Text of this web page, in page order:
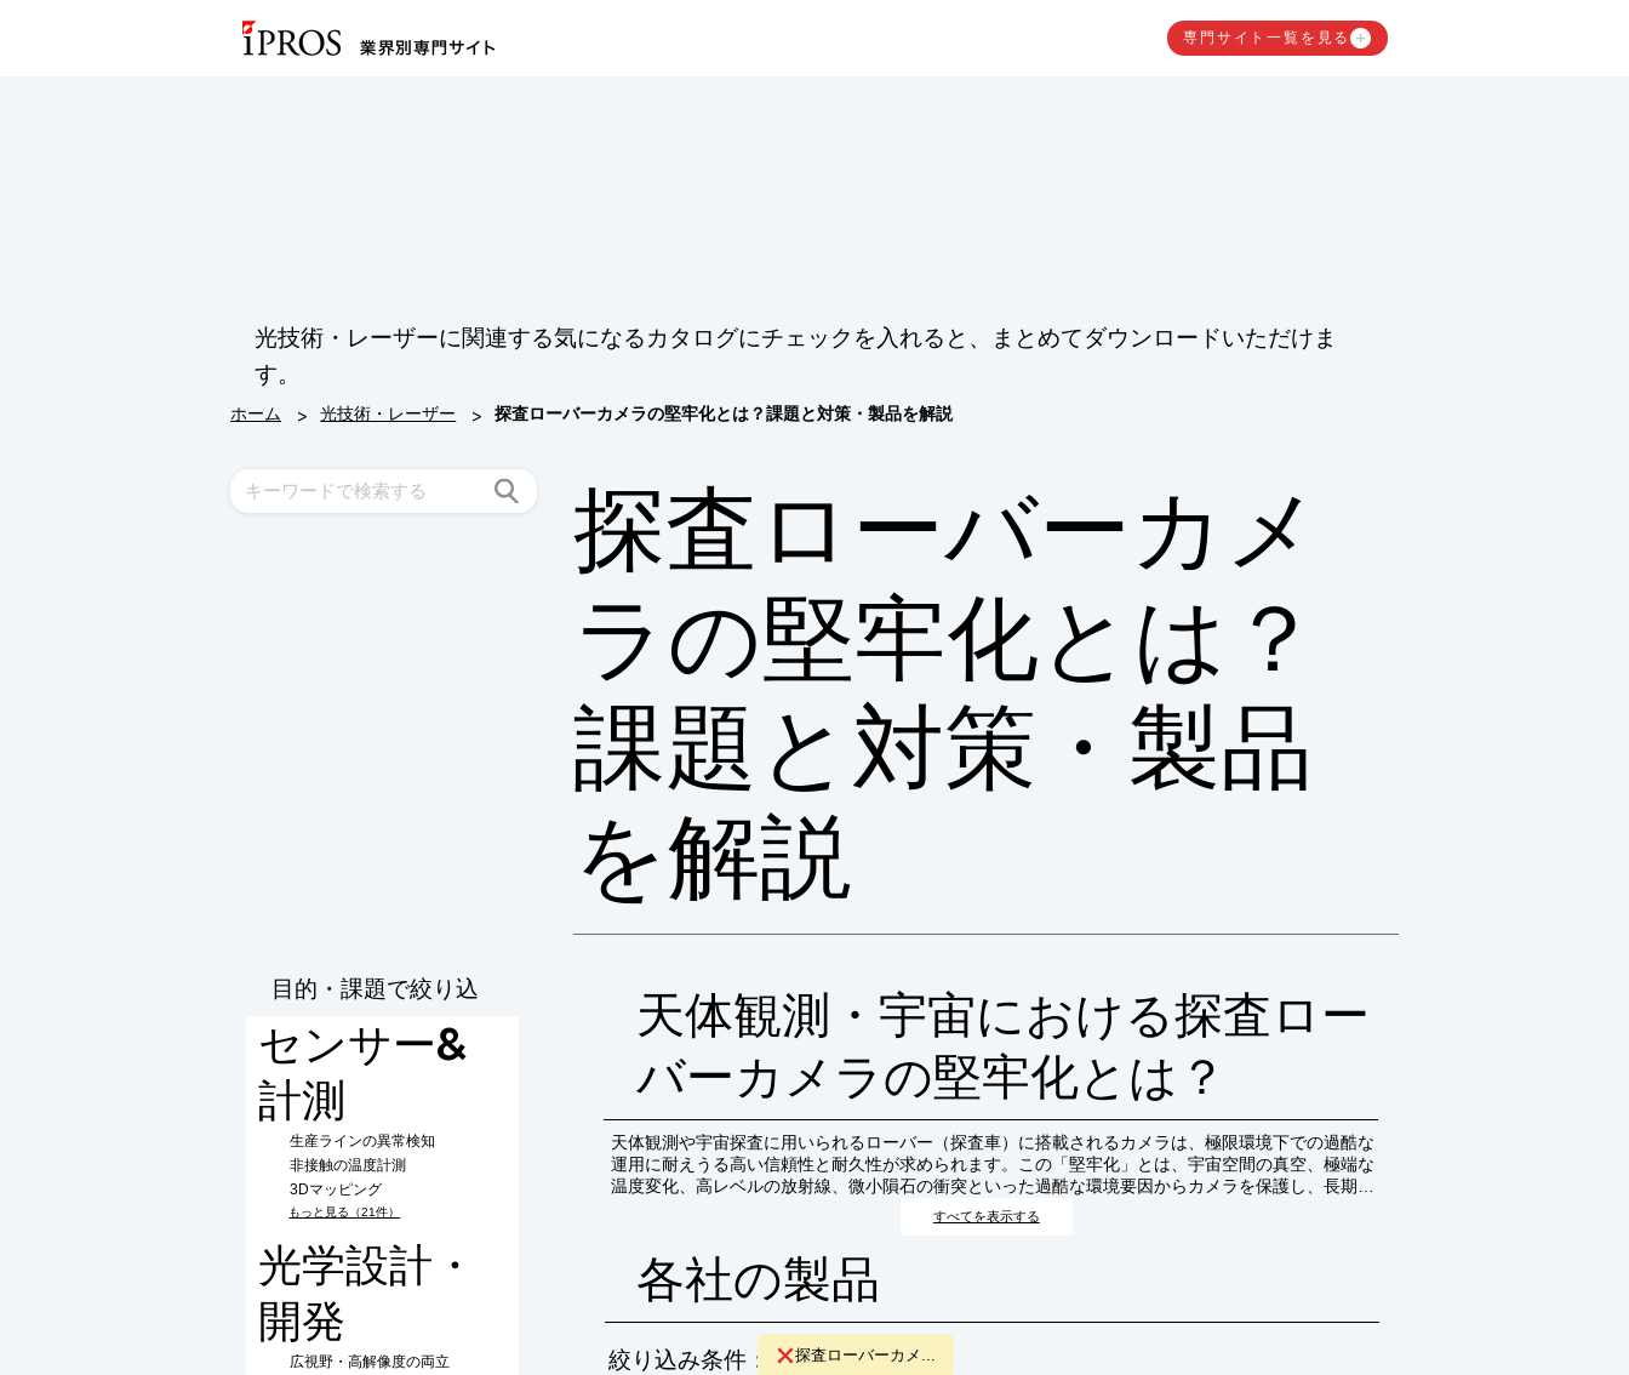
専門サイト一覧を見る
光技術・レーザーに関連する気になるカタログにチェックを入れると、まとめてダウンロードいただけま
す。
ホーム > 光技術・レーザー > 探査ローバーカメラの堅牢化とは？課題と対策・製品を解説
探査ローバーカメ
ラの堅牢化とは？
課題と対策・製品
を解説
目的・課題で絞り込
む
センサー&
計測
生産ラインの異常検知
非接触の温度計測
3Dマッピング
もっと見る（21件）
光学設計・
開発
広視野・高解像度の両立
天体観測・宇宙における探査ロー
バーカメラの堅牢化とは？
天体観測や宇宙探査に用いられるローバー（探査車）に搭載されるカメラは、極限環境下での過酷な
運用に耐えうる高い信頼性と耐久性が求められます。この「堅牢化」とは、宇宙空間の真空、極端な
温度変化、高レベルの放射線、微小隕石の衝突といった過酷な環境要因からカメラを保護し、長期間
にわたって安定した観測・撮影を可能にするための技術的対策全般を指します。これにより、未知の
天体や惑星表面の詳細な画像を取得し、科学的発見を促進します。
すべてを表示する
各社の製品
絞り込み条件： 探査ローバーカメ...